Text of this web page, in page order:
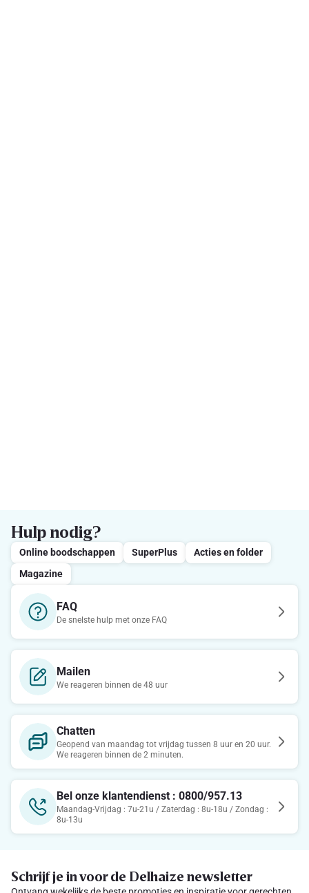
Hulp nodig?
Online boodschappen SuperPlus
Acties en folder
Magazine
FAQ
De snelste hulp met onze FAQ
Mailen
We reageren binnen de 48 uur
Chatten
Geopend van maandag tot vrijdag tussen 8 uur en 20 uur.
We reageren binnen de 2 minuten.
Bel onze klantendienst : 0800/957.13
Maandag-Vrijdag : 7u-21u / Zaterdag : 8u-18u / Zondag :
8u-13u
Schrijf je in voor de Delhaize newsletter